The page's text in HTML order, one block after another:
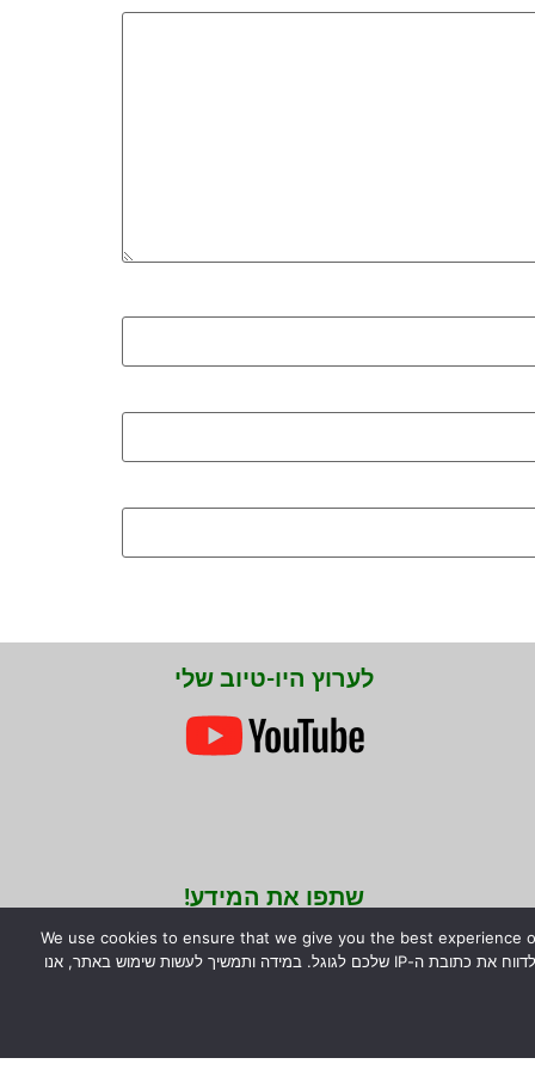
לערוץ היו-טיוב שלי
שתפו את המידע!
We use cookies to ensure that we give you the best
you are happy with it. האתר עושה שימוש ב-COOKIES על מנת לאפשר את חוויית השימוש הטובה ביותר. אנחנו גם עושים שימוש בפונטים של גוגל, שעלולים לדווח את כתובת ה-IP שלכם לגוגל. במידה ותמשיך לעשות שימוש באתר, אנו